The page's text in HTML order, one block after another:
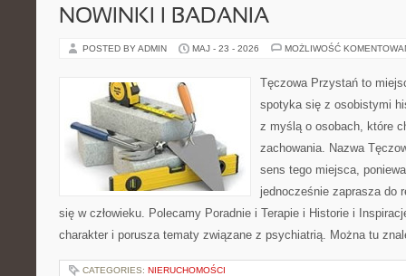
NOWINKI I BADANIA
POSTED BY ADMIN MAJ - 23 - 2026 MOŻLIWOŚĆ
Tęczowa Przystań to
spotyka się z osobistymi
z myślą o osobach, które
zachowania. Nazwa
sens tego miejsca,
jednocześnie zaprasza do
się w człowieku. Polecamy Poradnie i Terapie i Historie i
charakter i porusza tematy związane z psychiatrią. Można tu
CATEGORIES: NIERUCHOMOŚCI